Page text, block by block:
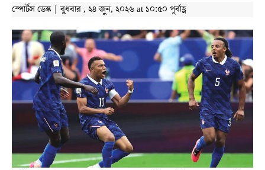
স্পোর্টস ডেস্ক | বুধবার , ২৪ জুন, ২০২৬ at ১০:৫০ পূর্বাহ্ণ